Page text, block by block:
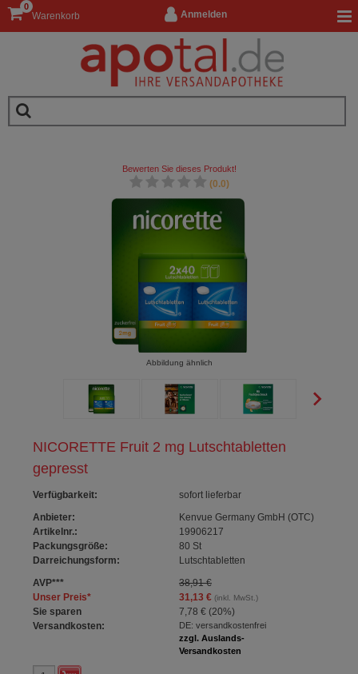
Anmelden
Warenkorb
0
NICORETTE Fruit 2 mg Lutschtabletten
gepresst
Verfügbarkeit:
sofort lieferbar
Anbieter:
Kenvue Germany GmbH (OTC)
Artikelnr.:
19906217
Packungsgröße:
80 St
Darreichungsform:
Lutschtabletten
AVP***
38,91 €
Unser Preis* 31,13 €(inkl. MwSt.)
Sie sparen 7,78 € (20%)
Versandkosten:
DE: versandkostenfrei
zzgl. Auslands-
Versandkosten
Bewerten Sie dieses Produkt!
(0.0)
Abbildung ähnlich